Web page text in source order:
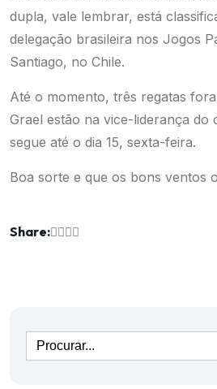
dupla, vale lembrar, está
delegação brasileira nos Jogos
Santiago, no Chile.
Até o momento, três regatas
Grael estão na vice-liderança do
segue até o dia 15, sexta-feira.
Boa sorte e que os bons ventos
Share: